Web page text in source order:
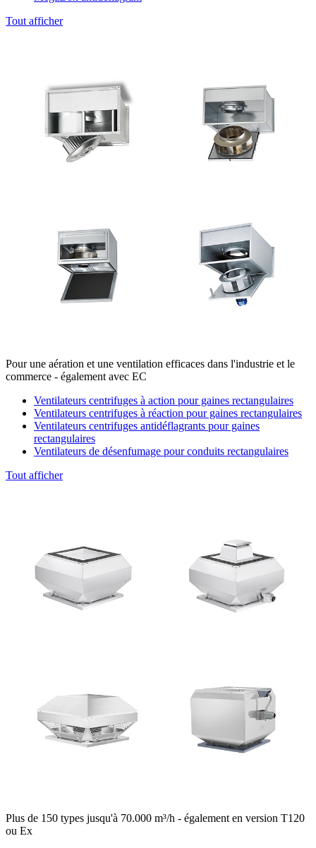
Tout afficher
Pour une aération et une ventilation efficaces dans l'industrie et le
commerce - également avec EC
Ventilateurs centrifuges à action pour gaines rectangulaires
Ventilateurs centrifuges à réaction pour gaines rectangulaires
Ventilateurs centrifuges antidéflagrants pour gaines
rectangulaires
Ventilateurs de désenfumage pour conduits rectangulaires
Tout afficher
Plus de 150 types jusqu'à 70.000 m³/h - également en version T120
ou Ex